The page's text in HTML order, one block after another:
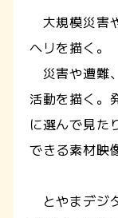
大規模災害
ヘリを描く。
災害や遭難
活動を描く。
に選んで見た
できる素材映
とやまデジ